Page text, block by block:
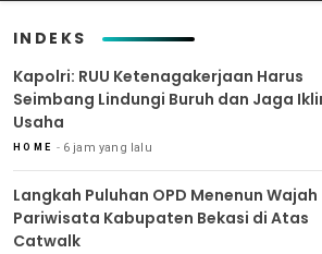
INDEKS
Kapolri: RUU Ketenagakerjaan Harus
Seimbang Lindungi Buruh dan Jaga
Usaha
HOME 6 jam yang lalu
Langkah Puluhan OPD Menenun Wajah
Pariwisata Kabupaten Bekasi di Atas
Catwalk